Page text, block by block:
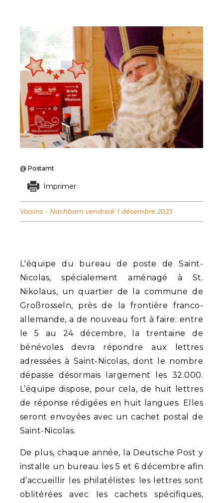
L'équipe du bureau de poste de Saint-
Nicolas, spécialement aménagé à St.
Nikolaus, un quartier de la commune de
Großrosseln, près de la frontière franco-
allemande, a de nouveau fort à faire: entre
le 5 au 24 décembre, la trentaine de
bénévoles devra répondre aux lettres
adressées à Saint-Nicolas, dont le nombre
dépasse désormais largement les 32.000.
L’équipe dispose, pour cela, de huit lettres
de réponse rédigées en huit langues. Elles
seront envoyées avec un cachet postal de
Saint-Nicolas.
De plus, chaque année, la Deutsche Post y
installe un bureau les 5 et 6 décembre afin
d’accueillir les philatélistes: les lettres sont
oblitérées avec les cachets spécifiques,
@ Postamt
Imprimer
Voisins - Nachbarn vendredi 1 décembre 2023